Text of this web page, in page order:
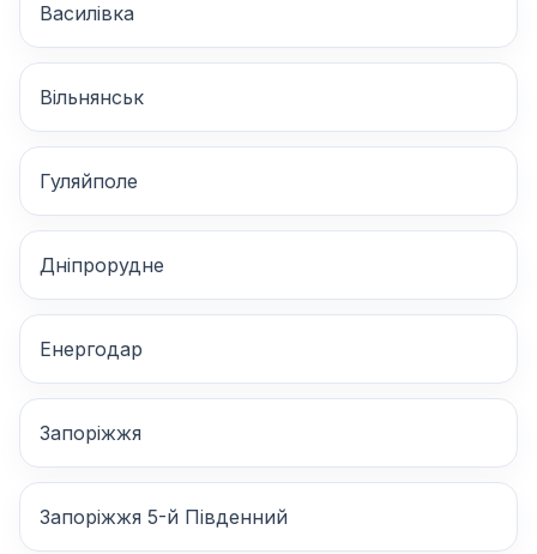
Василівка
Вільнянськ
Гуляйполе
Дніпрорудне
Енергодар
Запоріжжя
Запоріжжя 5-й Південний